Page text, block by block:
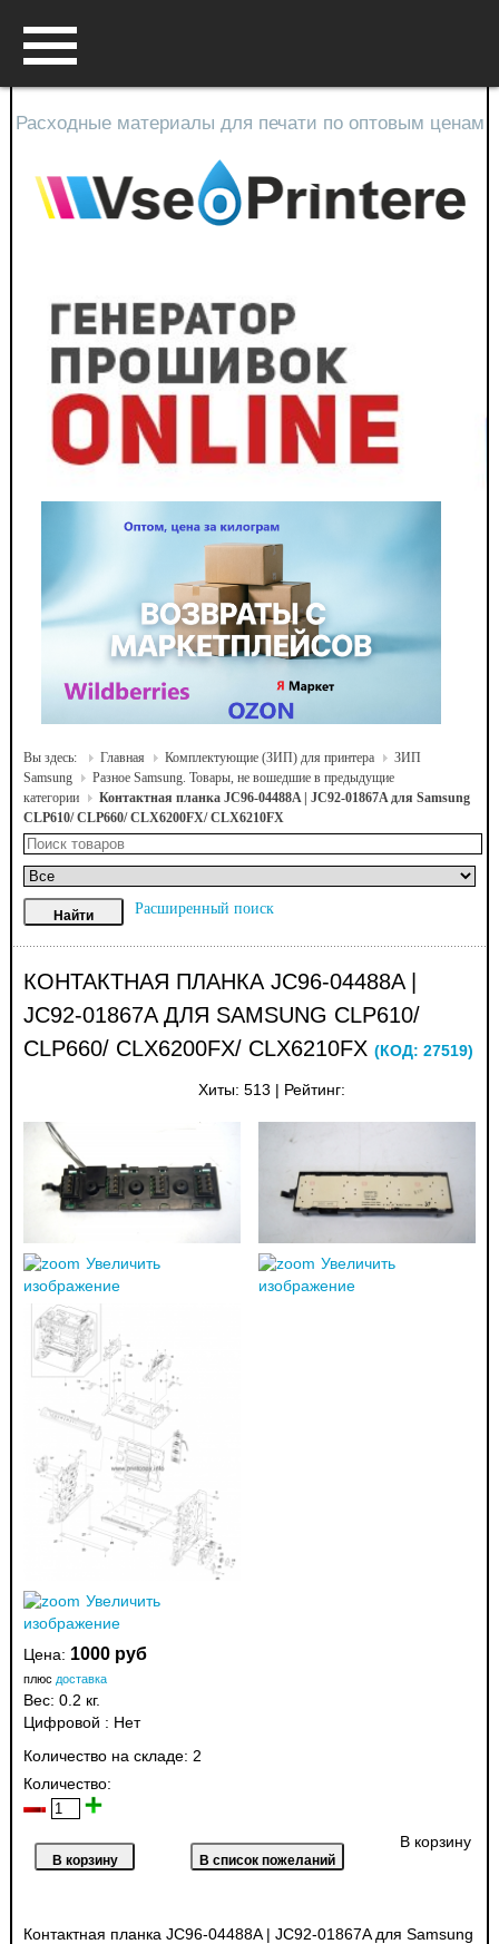
Расходные материалы для печати по оптовым ценам
Вход
Прайс лист
Вы здесь: Главная Комплектующие (ЗИП) для принтера
ЗИП
Samsung
Разное Samsung. Товары, не вошедшие в предыдущие
категории
Контактная планка JC96-04488A | JC92-01867A для Samsung
CLP610/ CLP660/ CLX6200FX/ CLX6210FX
Расширенный поиск
КОНТАКТНАЯ ПЛАНКА JC96-04488A |
JC92-01867A ДЛЯ SAMSUNG CLP610/
CLP660/ CLX6200FX/ CLX6210FX(КОД:27519)
Хиты: 513 Рейтинг:
Увеличить
изображение
Увеличить
изображение
Увеличить
изображение
Цена: 1000 руб
плюс доставка
Вес:0.2 кг.
Цифровой : Нет
Количество на складе: 2
Количество:
В корзину
Контактная планка JC96-04488A | JC92-01867A для Samsung